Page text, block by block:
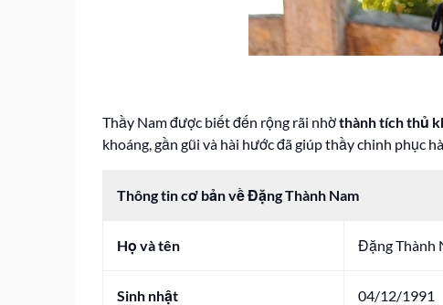
Thầy Nam được biết đến rộng rãi nhờthành tích thủ
khoáng, gần gũi và hài hước đã giúp thầy chinh phục
Thông tin cơ bản về Đặng Thành Nam
Họ và tên Đặng Thành
Sinh nhật 04/12/1991